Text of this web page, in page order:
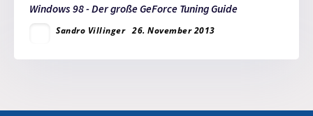
Windows 98 - Der große GeForce Tuning Guide
Sandro Villinger 26. November 2013